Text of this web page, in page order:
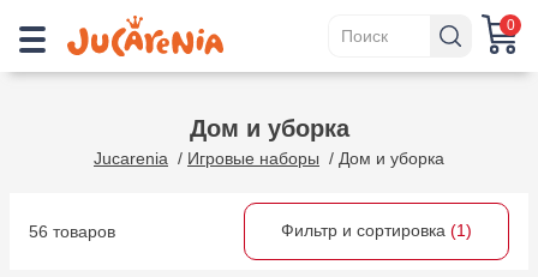
0
Дом и уборка
Jucarenia / Игровые наборы / Дом и уборка
56 товаров Фильтр и сортировка (1)